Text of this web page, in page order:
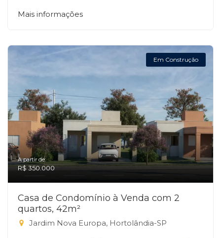
Mais informações
Em Construção
A partir de:
R$ 350.000
Casa de Condomínio à Venda com 2
quartos, 42m²
Jardim Nova Europa, Hortolândia-SP